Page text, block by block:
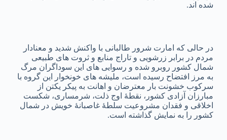
شده اند.
در حالی که امارت شرور طالبانی با واکنش شدید و معنادار
مردم در برابر زرشویی و تاراج منابع و ثروت های طبیعی
شمال کشور روبرو شده و رسوایی های این سوداگران مرگ
به مرز افتضاح رسیده است، ملیشه های خونخوار این گروه با
سرکوب خشونت بار معترضان و اهانت به پیکر یکتن از
مبارزان آزادی کشور، نقطۀ اوج ذلت، شرمساری، شکست
اخلاقی و فقدان مشروعیت سلطۀ غاصبانۀ خویش در شمال
کشور را به نمایش گذاشته است.